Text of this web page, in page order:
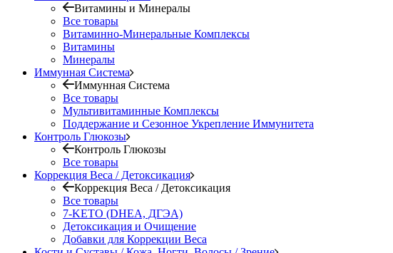
Витамины и Минералы
Все товары
Витаминно-Минеральные Комплексы
Витамины
Минералы
Иммунная Система
Иммунная Система
Все товары
Мультивитаминные Комплексы
Поддержание и Сезонное Укрепление Иммунитета
Контроль Глюкозы
Контроль Глюкозы
Все товары
Коррекция Веса / Детоксикация
Коррекция Веса / Детоксикация
Все товары
7-KETO (DHEA, ДГЭА)
Детоксикация и Очищение
Добавки для Коррекции Веса